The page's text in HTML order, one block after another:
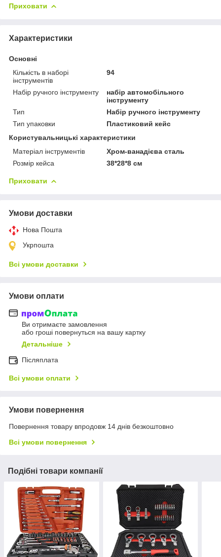
Приховати
Характеристики
Основні
Кількість в наборі
інструментів
94
Набір ручного інструменту
набір автомобільного
інструменту
Тип
Набір ручного інструменту
Тип упаковки
Пластиковий кейс
Користувальницькі характеристики
Матеріал інструментів
Хром-ванадієва сталь
Розмір кейса
38*28*8 см
Приховати
Умови доставки
Нова Пошта
Укрпошта
Всі умови доставки
Умови оплати
Ви отримаєте замовлення
або гроші повернуться на вашу картку
Детальніше
Післяплата
Всі умови оплати
Умови повернення
Повернення товару впродовж 14 днів безкоштовно
Всі умови повернення
Подібні товари компанії